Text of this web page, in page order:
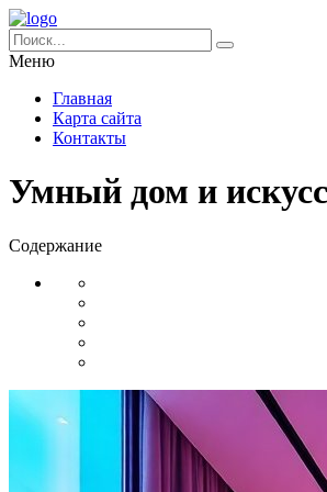
Меню
Главная
Карта сайта
Контакты
Умный дом и
Содержание